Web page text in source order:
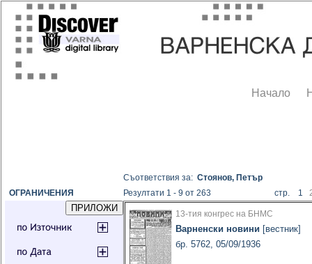
Начало
ОГРАНИЧЕНИЯ
Съответствия за:Стоянов, Петър
Резултати 1 - 9 от 263
стр. 1
13-тия конгрес на БНМС
Варненски новини [вестник]
бр. 5762, 05/09/1936